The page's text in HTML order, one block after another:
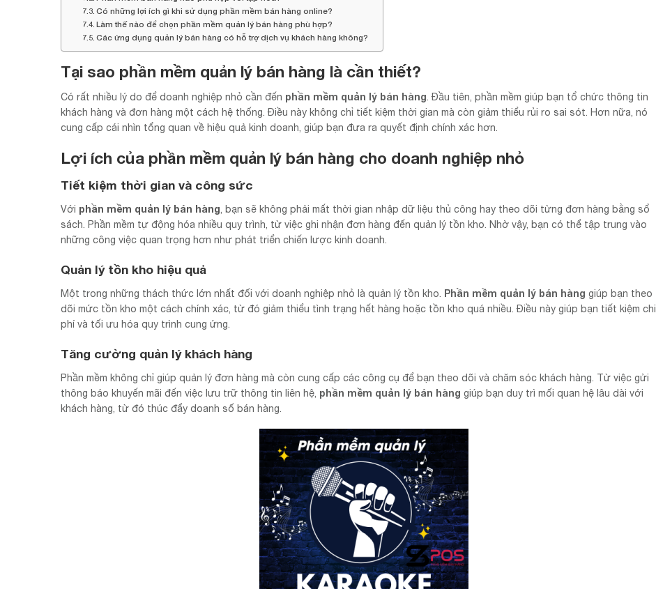
Có những lợi ích gì khi sử dụng phần mềm bán hàng online?
Làm thế nào để chọn phần mềm quản lý bán hàng phù hợp?
Các ứng dụng quản lý bán hàng có hỗ trợ dịch vụ khách hàng không?
Tại sao phần mềm quản lý bán hàng là cần thiết?
Có rất nhiều lý do để doanh nghiệp nhỏ cần đến phần mềm quản lý bán hàng . Đầu tiên, phần mềm giúp bạn tổ chức thông tin
khách hàng và đơn hàng một cách hệ thống. Điều này không chỉ tiết kiệm thời gian mà còn giảm thiểu rủi ro sai sót. Hơn nữa, nó
cung cấp cái nhìn tổng quan về hiệu quả kinh doanh, giúp bạn đưa ra quyết định chính xác hơn.
Lợi ích của phần mềm quản lý bán hàng cho doanh nghiệp nhỏ
Tiết kiệm thời gian và công sức
Với phần mềm quản lý bán hàng , bạn sẽ không phải mất thời gian nhập dữ liệu thủ công hay theo dõi từng đơn hàng bằng sổ
sách. Phần mềm tự động hóa nhiều quy trình, từ việc ghi nhận đơn hàng đến quản lý tồn kho. Nhờ vậy, bạn có thể tập trung vào
những công việc quan trọng hơn như phát triển chiến lược kinh doanh.
Quản lý tồn kho hiệu quả
Một trong những thách thức lớn nhất đối với doanh nghiệp nhỏ là quản lý tồn kho. Phần mềm quản lý bán hàng giúp bạn theo
dõi mức tồn kho một cách chính xác, từ đó giảm thiểu tình trạng hết hàng hoặc tồn kho quá nhiều. Điều này giúp bạn tiết kiệm chi
phí và tối ưu hóa quy trình cung ứng.
Tăng cường quản lý khách hàng
Phần mềm không chỉ giúp quản lý đơn hàng mà còn cung cấp các công cụ để bạn theo dõi và chăm sóc khách hàng. Từ việc gửi
thông báo khuyến mãi đến việc lưu trữ thông tin liên hệ, phần mềm quản lý bán hàng giúp bạn duy trì mối quan hệ lâu dài với
khách hàng, từ đó thúc đẩy doanh số bán hàng.